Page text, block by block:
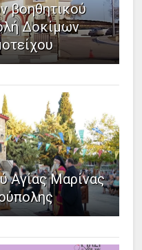
βοηθητικού
Δοκίμων
Αγίας Μαρίνας